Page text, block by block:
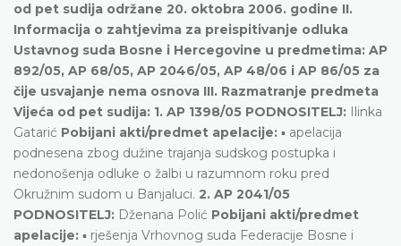
od pet sudija održane 20. oktobra 2006. godine II.
Informacija o zahtjevima za preispitivanje odluka
Ustavnog suda Bosne i Hercegovine u predmetima: AP
892/05, AP 68/05, AP 2046/05, AP 48/06 i AP 86/05 za
čije usvajanje nema osnova III. Razmatranje predmeta
Vijeća od pet sudija: 1. AP 1398/05 PODNOSITELJ: Ilinka
Gatarić Pobijani akti/predmet apelacije: ▪ apelacija
podnesena zbog dužine trajanja sudskog postupka i
nedonošenja odluke o žalbi u razumnom roku pred
Okružnim sudom u Banjaluci. 2. AP 2041/05
PODNOSITELJ: Dženana Polić Pobijani akti/predmet
apelacije: ▪ rješenja Vrhovnog suda Federacije Bosne i